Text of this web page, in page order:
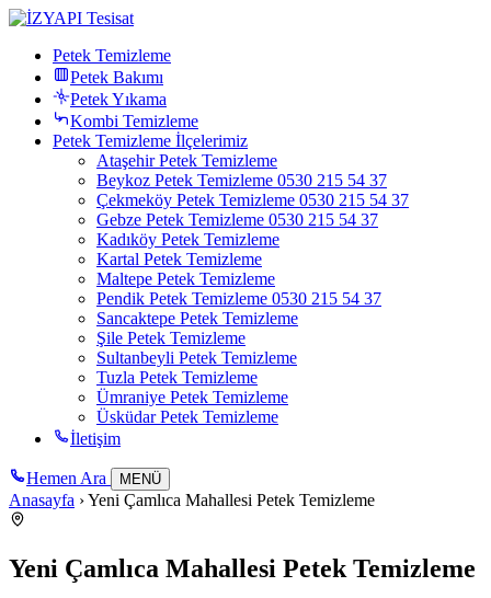
Petek Temizleme
Petek Bakımı
Petek Yıkama
Kombi Temizleme
Petek Temizleme İlçelerimiz
Ataşehir Petek Temizleme
Beykoz Petek Temizleme 0530 215 54 37
Çekmeköy Petek Temizleme 0530 215 54 37
Gebze Petek Temizleme 0530 215 54 37
Kadıköy Petek Temizleme
Kartal Petek Temizleme
Maltepe Petek Temizleme
Pendik Petek Temizleme 0530 215 54 37
Sancaktepe Petek Temizleme
Şile Petek Temizleme
Sultanbeyli Petek Temizleme
Tuzla Petek Temizleme
Ümraniye Petek Temizleme
Üsküdar Petek Temizleme
İletişim
Hemen Ara MENÜ
Anasayfa › Yeni Çamlıca Mahallesi Petek Temizleme
Yeni Çamlıca Mahallesi Petek Temizleme